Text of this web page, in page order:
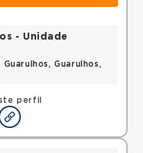
perfil
- Unidade
Guarulhos,